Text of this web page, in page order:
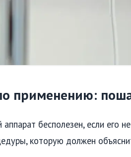
применению:
бесполезен, если его
которую должен